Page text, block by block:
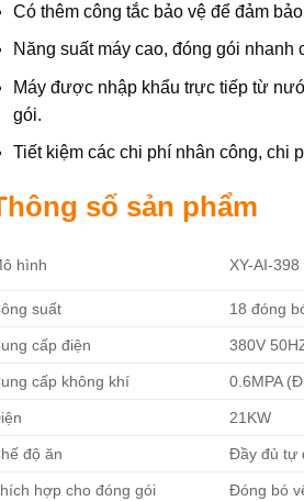
Có thêm công tắc bảo vệ để đảm
Năng suất máy cao, đóng gói nhanh
Máy được nhập khẩu trực tiếp từ
gói.
Tiết kiệm các chi phí nhân công, chi
số sản phẩm
hình XY-AI-398
suất 18 đóng
cấp điện 380V
cấp không khí 0.6MPA
21KW
độ ăn Đầy đủ tự
hợp cho đóng gói Đóng bó